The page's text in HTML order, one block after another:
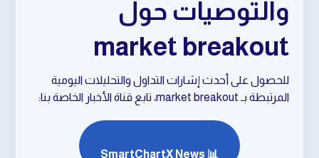
والتوصيات حول
market breakout
للحصول على أحدث إشارات التداول والتحليلات اليومية
المرتبطة بـ market breakout، تابع قناة الأخبار الخاصة بنا:
📊 SmartChartX News